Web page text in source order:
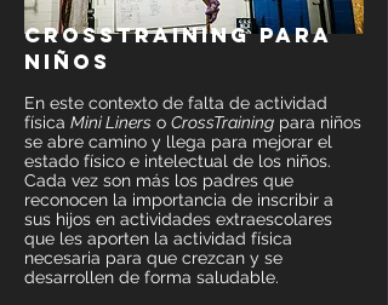
crosstraining para
niños
En este contexto de falta de actividad
física Mini Liners o CrossTraining para niños
se abre camino y llega para mejorar el
estado físico e intelectual de los niños.
Cada vez son más los padres que
reconocen la importancia de inscribir a
sus hijos en actividades extraescolares
que les aporten la actividad física
necesaria para que crezcan y se
desarrollen de forma saludable.